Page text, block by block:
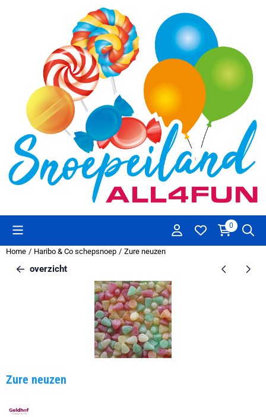
Cookievoorkeuren zijn beschikbaar. Kies instellingen of sta alle
0
Home / Haribo & Co schepsnoep / Zure neuzen
overzicht
Zure neuzen